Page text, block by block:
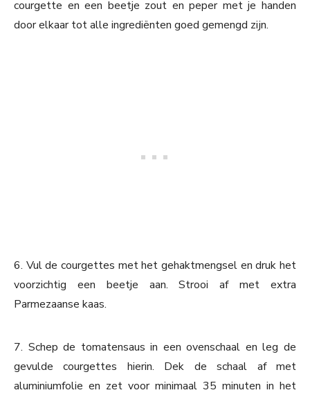
courgette en een beetje zout en peper met je handen
door elkaar tot alle ingrediënten goed gemengd zijn.
6. Vul de courgettes met het gehaktmengsel en druk het
voorzichtig een beetje aan. Strooi af met extra
Parmezaanse kaas.
7. Schep de tomatensaus in een ovenschaal en leg de
gevulde courgettes hierin. Dek de schaal af met
aluminiumfolie en zet voor minimaal 35 minuten in het